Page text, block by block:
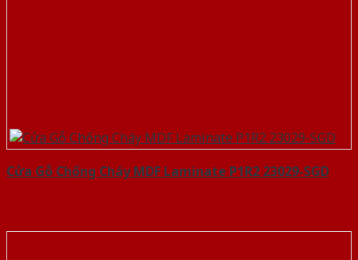
Cửa Gỗ Chống Cháy MDF Laminate P1R2 23029-SGD